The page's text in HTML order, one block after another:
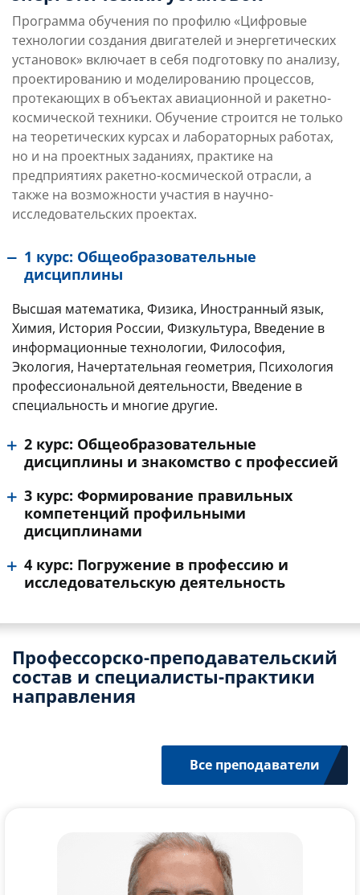
Программа обучения по профилю «Цифровые
технологии создания двигателей и энергетических
установок» включает в себя подготовку по анализу,
проектированию и моделированию процессов,
протекающих в объектах авиационной и ракетно-
космической техники. Обучение строится не только
на теоретических курсах и лабораторных работах,
но и на проектных заданиях, практике на
предприятиях ракетно-космической отрасли, а
также на возможности участия в научно-
исследовательских проектах.
1 курс: Общеобразовательные
дисциплины
Высшая математика, Физика, Иностранный язык,
Химия, История России, Физкультура, Введение в
информационные технологии, Философия,
Экология, Начертательная геометрия, Психология
профессиональной деятельности, Введение в
специальность и многие другие.
2 курс: Общеобразовательные
дисциплины и знакомство с профессией
3 курс: Формирование правильных
компетенций профильными
дисциплинами
4 курс: Погружение в профессию и
исследовательскую деятельность
Профессорско-преподавательский
состав и специалисты-практики
направления
Все преподаватели